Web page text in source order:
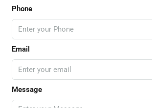
Phone
Email
Message